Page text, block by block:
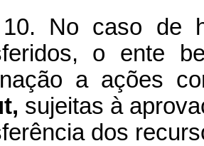
No caso de
o ente
a ações
sujeitas à
dos